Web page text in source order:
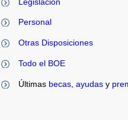
Personal
Otras Disposiciones
Todo el BOE
Últimas becas, ayudasy